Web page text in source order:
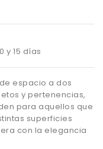
y 15 días
espacio a dos
y pertenencias,
para aquellos que
superficies
con la elegancia